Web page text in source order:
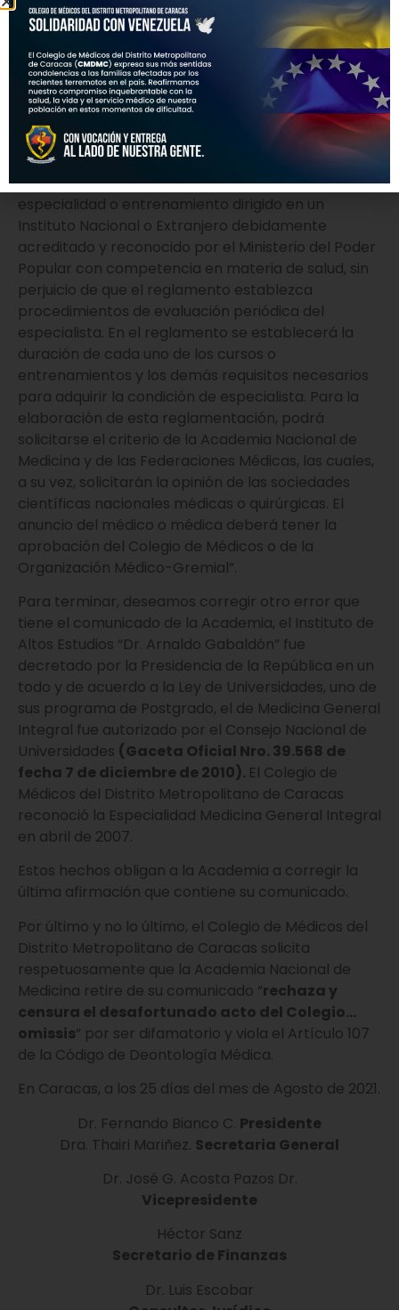
La Academia comete un error nuevamente cuando
presumiblemente transcribe al Artículo 14 de la Ley
del Ejercicio de la Medicina como lo hizo la Sociedad
Venezolana de Medicina Familiar en su comunicado.
El Artículo 14 de la LEM a la letra reza: “El médico o
médica tiene derecho a anunciarse para el
ejercicio profesional en general. Para anunciarse en
una especialidad médica o quirúrgica, se requiere
haber aprobado un curso de postgrado de la
especialidad o entrenamiento dirigido en un
Instituto Nacional o Extranjero debidamente
acreditado y reconocido por el Ministerio del Poder
Popular con competencia en materia de salud, sin
perjuicio de que el reglamento establezca
procedimientos de evaluación periódica del
especialista. En el reglamento se establecerá la
duración de cada uno de los cursos o
entrenamientos y los demás requisitos necesarios
para adquirir la condición de especialista. Para la
elaboración de esta reglamentación, podrá
solicitarse el criterio de la Academia Nacional de
Medicina y de las Federaciones Médicas, las cuales,
a su vez, solicitarán la opinión de las sociedades
científicas nacionales médicas o quirúrgicas. El
anuncio del médico o médica deberá tener la
aprobación del Colegio de Médicos o de la
Organización Médico-Gremial”.
Para terminar, deseamos corregir otro error que
tiene el comunicado de la Academia, el Instituto de
Altos Estudios “Dr. Arnaldo Gabaldón” fue
decretado por la Presidencia de la República en un
todo y de acuerdo a la Ley de Universidades, uno de
sus programa de Postgrado, el de Medicina General
Integral fue autorizado por el Consejo Nacional de
Universidades (Gaceta Oficial Nro. 39.568 de
fecha 7 de diciembre de 2010). El Colegio de
Médicos del Distrito Metropolitano de Caracas
reconoció la Especialidad Medicina General Integral
en abril de 2007.
Estos hechos obligan a la Academia a corregir la
última afirmación que contiene su comunicado.
Por último y no lo último, el Colegio de Médicos del
Distrito Metropolitano de Caracas solicita
respetuosamente que la Academia Nacional de
Medicina retire de su comunicado “rechaza y
censura el desafortunado acto del Colegio…
omissis” por ser difamatorio y viola el Artículo 107
de la Código de Deontología Médica.
En Caracas, a los 25 días del mes de Agosto de 2021.
Dr. Fernando Bianco C. Presidente
Dra. Thairi Mariñez. Secretaria General
Dr. José G. Acosta Pazos Dr.
Vicepresidente
Héctor Sanz
Secretario de Finanzas
Dr. Luis Escobar